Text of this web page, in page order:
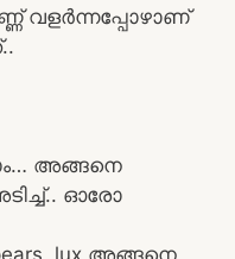
വളർന്നപ്പോഴാണ്
അങ്ങനെ
ഓരോ
lux അങ്ങനെ